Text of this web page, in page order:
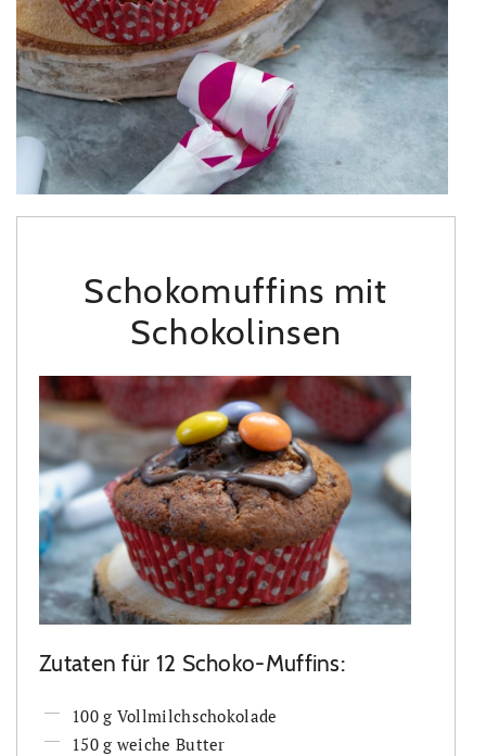
Schokomuffins mit
Schokolinsen
Zutaten für 12 Schoko-Muffins:
100 g Vollmilchschokolade
150 g weiche Butter